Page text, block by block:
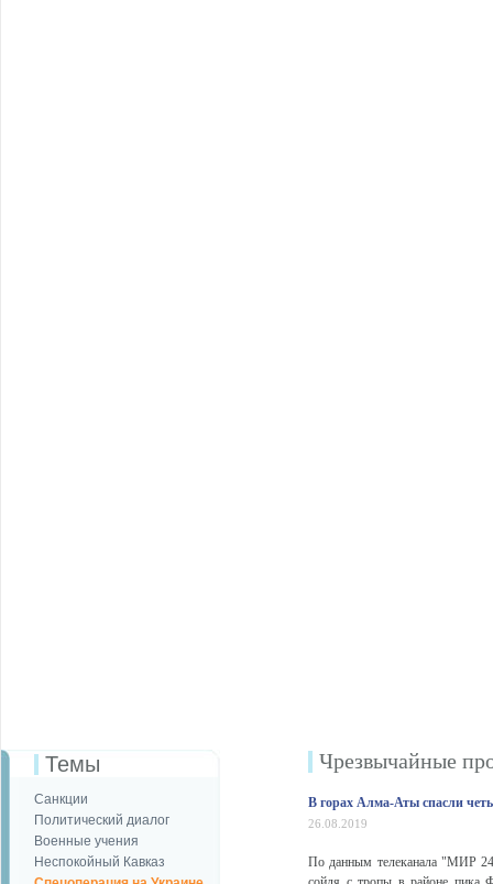
Темы
Санкции
Политический диалог
Военные учения
Неспокойный Кавказ
Чрезвычайные
В горах Алма-Аты спасли
26.08.2019
По данным телеканала "МИР